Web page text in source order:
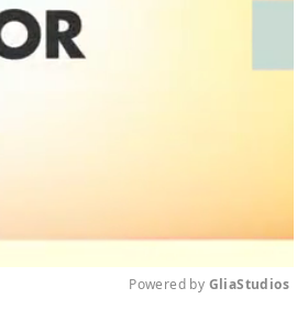
Powered by GliaStudios